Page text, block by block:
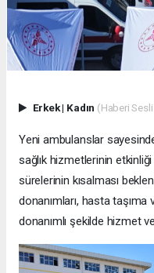
Erkek| Kadın (Haberi
Yeni ambulanslar
sağlık hizmetlerinin
sürelerinin kısalması
donanımları, hasta
donanımlı şekilde hizmet